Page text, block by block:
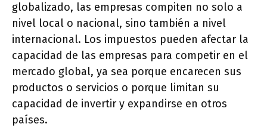
globalizado, las empresas compiten no solo a
nivel local o nacional, sino también a nivel
internacional. Los impuestos pueden afectar la
capacidad de las empresas para competir en el
mercado global, ya sea porque encarecen sus
productos o servicios o porque limitan su
capacidad de invertir y expandirse en otros
países.